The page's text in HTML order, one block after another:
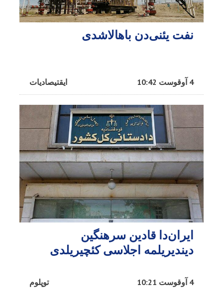
نفت یئنی‌دن باهالاشدی
ایقتیصادیات 4 آوقوست 10:42
ایران‌دا قادین سرهنگین
دیندیریلمه اجلاسی کئچیریلدی
توپلوم 4 آوقوست 10:21